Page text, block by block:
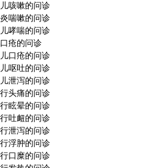
咳嗽的问诊
喘嗽的问诊
哮喘的问诊
疮的问诊
口疮的问诊
呕吐的问诊
泄泻的问诊
头痛的问诊
眩晕的问诊
吐衄的问诊
泄泻的问诊
浮肿的问诊
口糜的问诊